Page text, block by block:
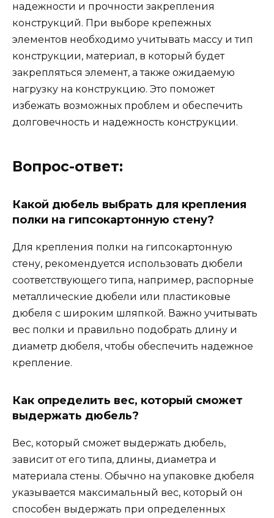
надежности и прочности закрепления
конструкций. При выборе крепежных
элементов необходимо учитывать массу и тип
конструкции, материал, в который будет
закрепляться элемент, а также ожидаемую
нагрузку на конструкцию. Это поможет
избежать возможных проблем и обеспечить
долговечность и надежность конструкции.
Вопрос-ответ:
Какой дюбель выбрать для крепления
полки на гипсокартонную стену?
Для крепления полки на гипсокартонную
стену, рекомендуется использовать дюбели
соответствующего типа, например, распорные
металлические дюбели или пластиковые
дюбеля с широким шляпкой. Важно учитывать
вес полки и правильно подобрать длину и
диаметр дюбеля, чтобы обеспечить надежное
крепление.
Как определить вес, который сможет
выдержать дюбель?
Вес, который сможет выдержать дюбель,
зависит от его типа, длины, диаметра и
материала стены. Обычно на упаковке дюбеля
указывается максимальный вес, который он
способен выдержать при определенных